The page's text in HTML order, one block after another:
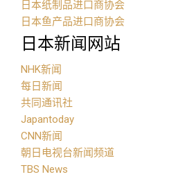
日本纸制品进口商协会
日本鱼产品进口商协会
日本新闻网站
NHK新闻
每日新闻
共同通讯社
Japantoday
CNN新闻
朝日电视台新闻频道
TBS News